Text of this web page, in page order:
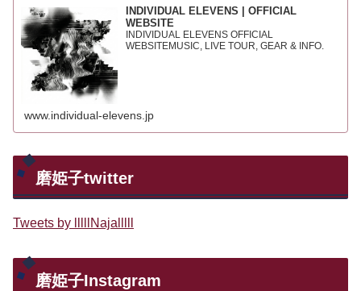
INDIVIDUAL ELEVENS | OFFICIAL
WEBSITE
INDIVIDUAL ELEVENS OFFICIAL
WEBSITEMUSIC, LIVE TOUR, GEAR & INFO.
www.individual-elevens.jp
磨姫子twitter
Tweets by lllllNajalllll
磨姫子Instagram